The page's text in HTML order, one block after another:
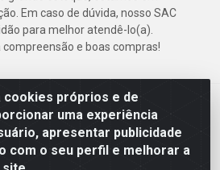
próprios e de
uma experiência
apresentar publicidade
com o seu perfil e melhorar a
Em caso de dúvida, nosso SAC
para melhor atendê-lo(a).
e boas compras!
Mascarenhas de Morais, 2471 -
51.150-001 - CNPJ 24.150.377/0003-
57